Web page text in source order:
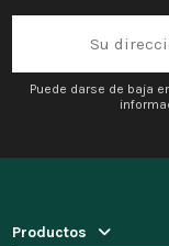
Puede darse de baja
Productos